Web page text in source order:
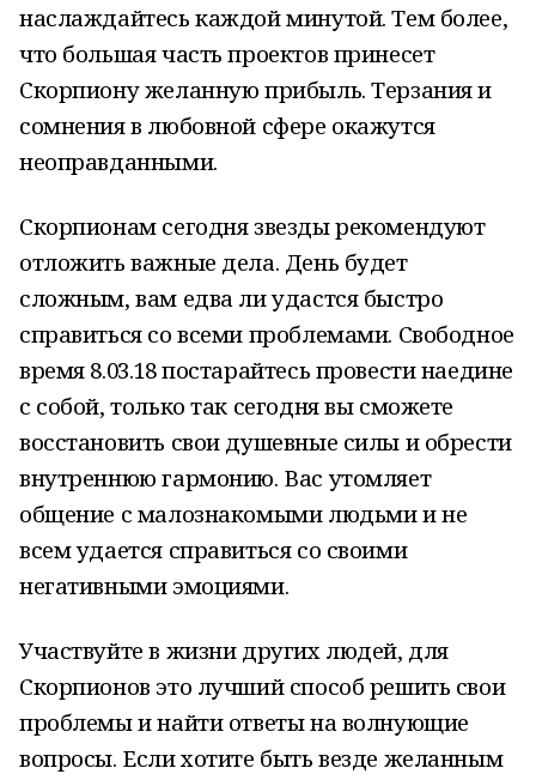
наслаждайтесь каждой минутой. Тем более,
что большая часть проектов принесет
Скорпиону желанную прибыль. Терзания и
сомнения в любовной сфере окажутся
неоправданными.
Скорпионам сегодня звезды рекомендуют
отложить важные дела. День будет
сложным, вам едва ли удастся быстро
справиться со всеми проблемами. Свободное
время 8.03.18 постарайтесь провести наедине
с собой, только так сегодня вы сможете
восстановить свои душевные силы и обрести
внутреннюю гармонию. Вас утомляет
общение с малознакомыми людьми и не
всем удается справиться со своими
негативными эмоциями.
Участвуйте в жизни других людей, для
Скорпионов это лучший способ решить свои
проблемы и найти ответы на волнующие
вопросы. Если хотите быть везде желанным